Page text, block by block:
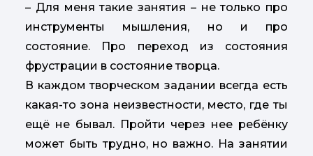
– Для меня такие занятия – не только про
инструменты мышления, но и про
состояние. Про переход из состояния
фрустрации в состояние творца.
В каждом творческом задании всегда есть
какая-то зона неизвестности, место, где ты
ещё не бывал. Пройти через нее ребёнку
может быть трудно, но важно. На занятии